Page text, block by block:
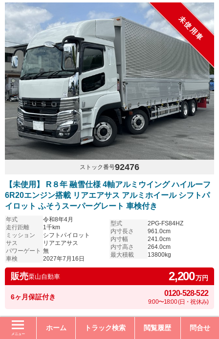
メニュー
ホーム トラック検索 閲覧履歴 問合せ
未使用車
ストック番号92476
【未使用】 R８年 融雪仕様 4軸アルミウイング ハイルーフ
6R20エンジン搭載 リアエアサス アルミホイール シフトパ
イロット ふそうスーパーグレート 車検付き
年式
令和8年4月
走行距離
1千km
ミッション
シフトパイロット
サス
リアエアサス
パワーゲート 無
車検
2027年7月16日
型式
2PG-FS84HZ
内寸長さ
961.0cm
内寸幅
241.0cm
内寸高さ
264.0cm
最大積載
13800kg
販売栗山自動車 2,200万円
6ヶ月保証付き 0120-528-522
9:00〜18:00 (日・祝休み)